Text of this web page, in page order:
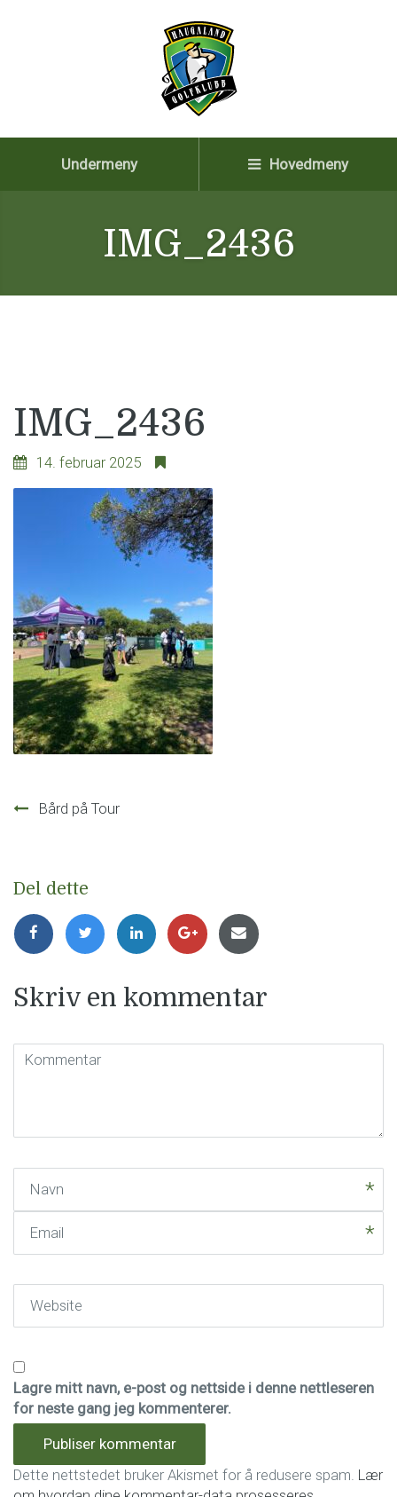
Undermeny Hovedmeny
IMG_2436
IMG_2436
14. februar 2025
Innleggsnavigasjon
Bård på Tour
Del dette
Skriv en kommentar
Kommentar
Lagre mitt navn, e-post og nettside i denne nettleseren
for neste gang jeg kommenterer.
Dette nettstedet bruker Akismet for å redusere spam. Lær